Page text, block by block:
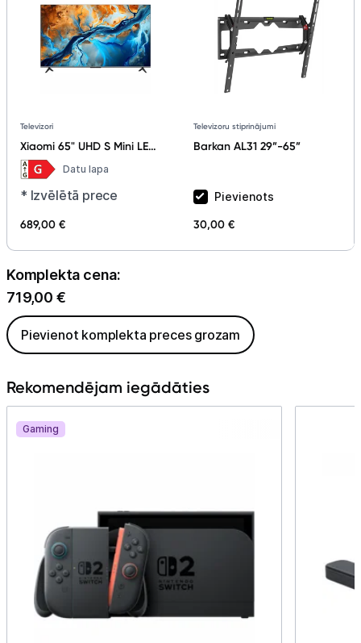
Televizori
Xiaomi 65" UHD S Mini LED
(2025) ELA5674EU
Datu lapa
* Izvēlētā prece
689,00 €
Televizoru stiprinājumi
Barkan AL31 29”-65”
Pievienots
30,00 €
Komplekta cena:
719,00 €
Pievienot komplekta preces grozam
Rekomendējam iegādāties
Gaming